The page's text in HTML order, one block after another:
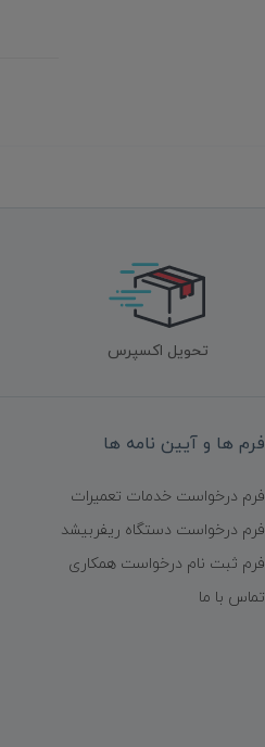
تحویل اکسپرس
فرم ها و آیین نامه ها
فرم درخواست خدمات تعمیرات
فرم درخواست دستگاه ریفربیشد
فرم ثبت نام درخواست همکاری
تماس با ما